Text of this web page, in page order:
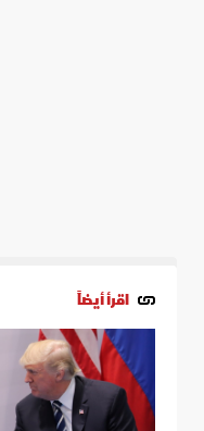
اقرأ أيضاً